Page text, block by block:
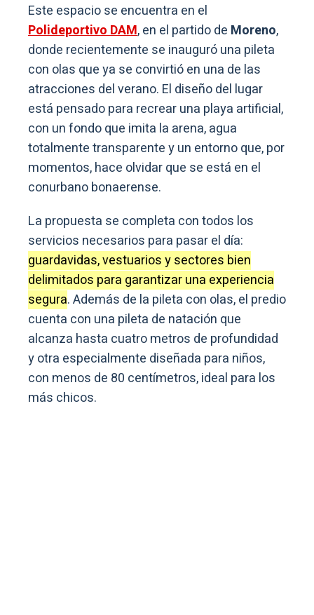
Este espacio se encuentra en el
Polideportivo DAM, en el partido de Moreno,
donde recientemente se inauguró una pileta
con olas que ya se convirtió en una de las
atracciones del verano. El diseño del lugar
está pensado para recrear una playa artificial,
con un fondo que imita la arena, agua
totalmente transparente y un entorno que, por
momentos, hace olvidar que se está en el
conurbano bonaerense.
La propuesta se completa con todos los
servicios necesarios para pasar el día:
guardavidas, vestuarios y sectores bien
delimitados para garantizar una experiencia
segura. Además de la pileta con olas, el predio
cuenta con una pileta de natación que
alcanza hasta cuatro metros de profundidad
y otra especialmente diseñada para niños,
con menos de 80 centímetros, ideal para los
más chicos.